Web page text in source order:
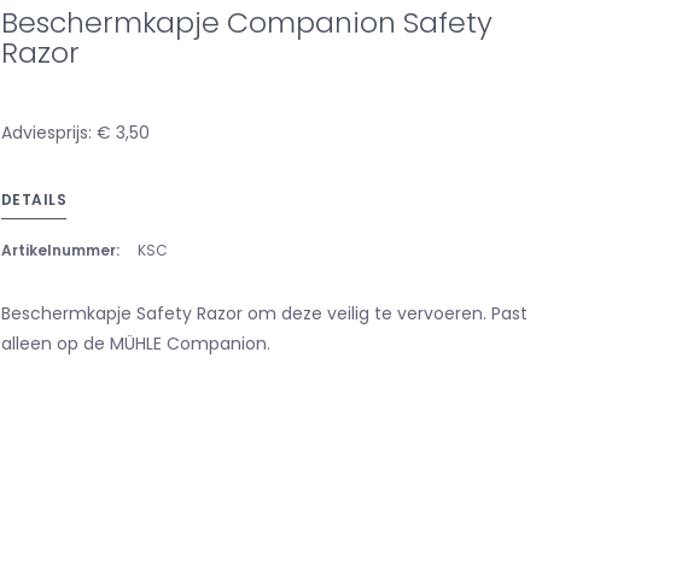
Beschermkapje Companion Safety
Razor
Adviesprijs: € 3,50
DETAILS
Artikelnummer: KSC
Beschermkapje Safety Razor om deze veilig te vervoeren. Past
alleen op de MÜHLE Companion.